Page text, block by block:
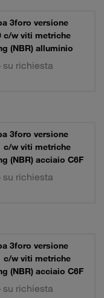
3foro versione
c/w viti metriche
(NBR) alluminio
su richiesta
3foro versione
c/w viti metriche
(NBR) acciaio C6F
su richiesta
3foro versione
c/w viti metriche
(NBR) acciaio C6F
su richiesta